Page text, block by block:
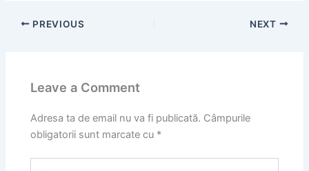
PREVIOUS NEXT
Leave a Comment
Adresa ta de email nu va fi publicată. Câmpurile
obligatorii sunt marcate cu *